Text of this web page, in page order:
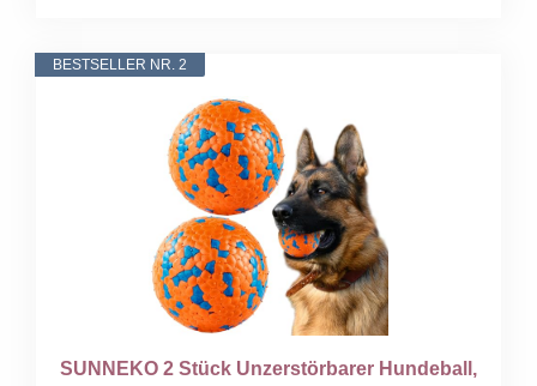
BESTSELLER NR. 2
SUNNEKO 2 Stück Unzerstörbarer Hundeball,